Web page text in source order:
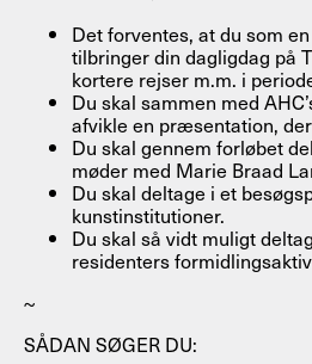
Det forventes, at du som
tilbringer din dagligdag på
kortere rejser m.m. i
Du skal sammen med
afvikle en præsentation,
Du skal gennem forløbet
møder med Marie Braad
Du skal deltage i et
kunstinstitutioner.
Du skal så vidt muligt
residenters
~
SÅDAN SØGER DU: